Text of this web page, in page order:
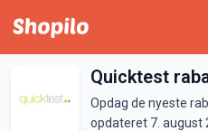
Quicktest
Opdag de nyeste
opdateret 7. august